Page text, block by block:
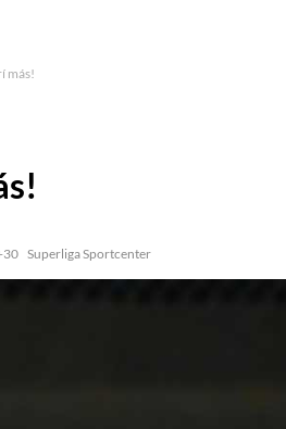
más!
Superliga Sportcenter